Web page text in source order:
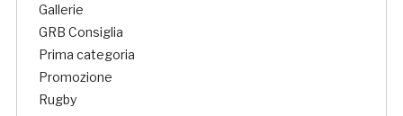
Gallerie
GRB Consiglia
Prima categoria
Promozione
Rugby